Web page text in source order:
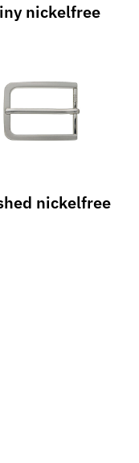
nickelfree
nickelfree